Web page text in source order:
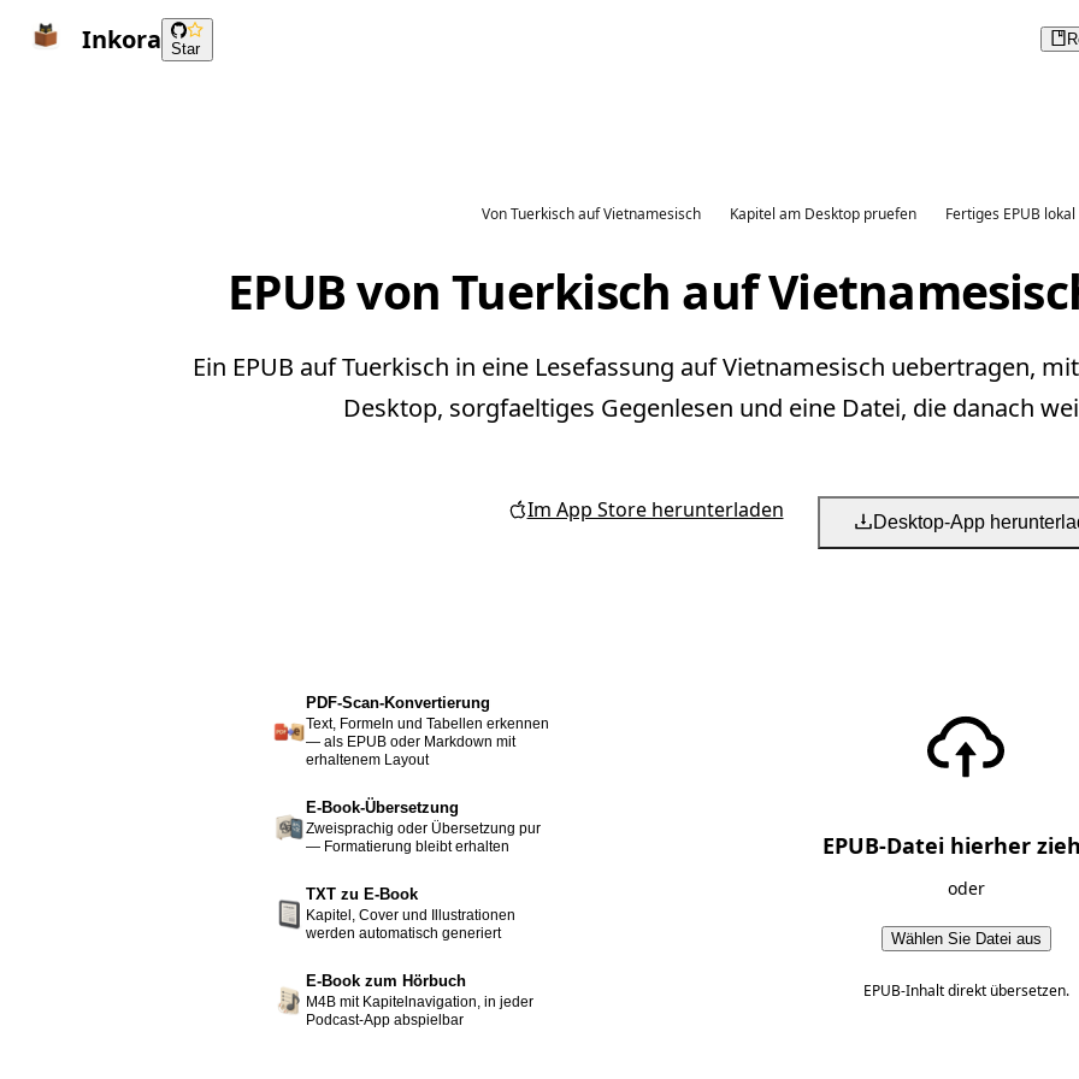
Inkora Star
Von Tuerkisch auf Vietnamesisch Kapitel am Desktop pruefen Fertiges EPUB
EPUB von Tuerkisch auf
Ein EPUB auf Tuerkisch in eine Lesefassung auf Vietnamesisch uebertragen,
Desktop, sorgfaeltiges Gegenlesen und eine Datei, die danach
Im App Store herunterladen Desktop-App
PDF-Scan-Konvertierung
Text, Formeln und Tabellen erkennen
— als EPUB oder Markdown mit
erhaltenem Layout
E-Book-Übersetzung
Zweisprachig oder Übersetzung pur
— Formatierung bleibt erhalten
TXT zu E-Book
Kapitel, Cover und Illustrationen
werden automatisch generiert
E-Book zum Hörbuch
M4B mit Kapitelnavigation, in jeder
Podcast-App abspielbar
EPUB-Datei hierher
oder
Wählen Sie Datei aus
EPUB-Inhalt direkt übersetzen.